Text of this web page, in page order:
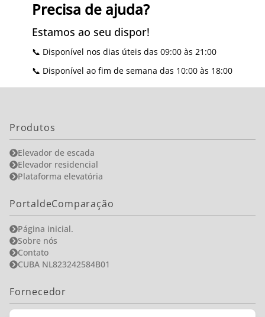
Precisa de ajuda?
Estamos ao seu dispor!
📞 Disponível nos dias úteis das 09:00 às 21:00
📞 Disponível ao fim de semana das 10:00 às 18:00
Produtos
Elevador de escada
Elevador residencial
Plataforma elevatória
PortaldeComparação
Página inicial.
Sobre nós
Contato
CUBA NL823242584B01
Fornecedor